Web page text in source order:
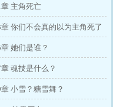
主角死亡
你们不会真的以为主角死了
她们是谁？
魂技是什么？
小雪？糖雪舞？